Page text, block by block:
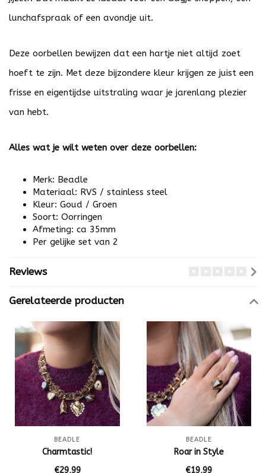
lunchafspraak of een avondje uit.
Deze oorbellen bewijzen dat een hartje niet altijd zoet
hoeft te zijn. Met deze bijzondere kleur krijgen ze juist een
frisse en eigentijdse uitstraling waar je jarenlang plezier
van hebt.
Alles wat je wilt weten over deze oorbellen:
Merk: Beadle
Materiaal: RVS / stainless steel
Kleur: Goud / Groen
Soort: Oorringen
Afmeting: ca 35mm
Per gelijke set van 2
Reviews
Gerelateerde producten
BEADLE
Charmtastic!
€29,99
BEADLE
Roar in Style
€19,99